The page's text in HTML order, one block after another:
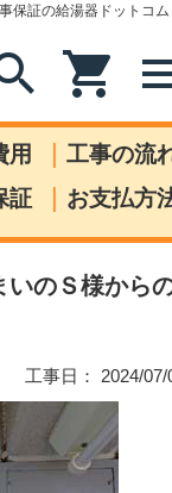
保証の給湯器ドットコム
shopping_cart
用 | 工事の流
証 | お支払方
いのＳ様から
工事日： 2024/07/